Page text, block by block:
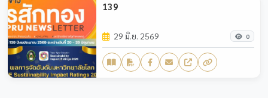
139
29 มิ.ย. 2569 0